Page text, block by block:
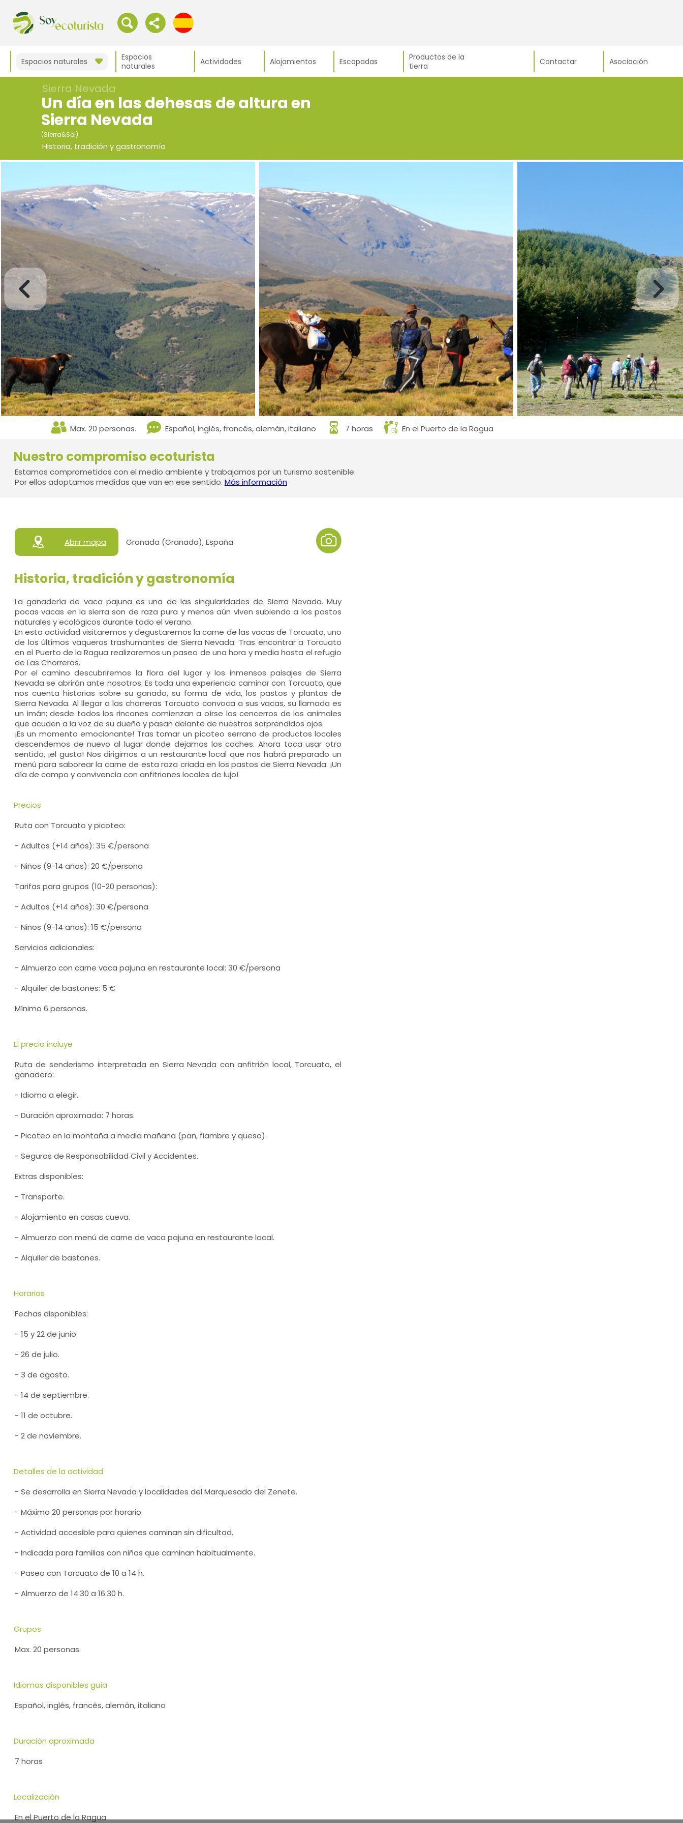
Espacios naturales
Espacios
naturales
Actividades Alojamientos Escapadas
Productos de la
tierra
Contactar Asociación
Sierra Nevada
Un día en las dehesas de altura en
Sierra Nevada
(Sierra&Sol)
Historia, tradición y gastronomía
Max. 20 personas. Español, inglés, francés, alemán, italiano 7 horas En el Puerto de la Ragua
Nuestro compromiso ecoturista
Estamos comprometidos con el medio ambiente y trabajamos por un turismo sostenible.
Por ellos adoptamos medidas que van en ese sentido. Más información
Abrir mapa Granada (Granada), España
Historia, tradición y gastronomía
La ganadería de vaca pajuna es una de las singularidades de Sierra Nevada. Muy
pocas vacas en la sierra son de raza pura y menos aún viven subiendo a los pastos
naturales y ecológicos durante todo el verano.
En esta actividad visitaremos y degustaremos la carne de las vacas de Torcuato, uno
de los últimos vaqueros trashumantes de Sierra Nevada. Tras encontrar a Torcuato
en el Puerto de la Ragua realizaremos un paseo de una hora y media hasta el refugio
de Las Chorreras.
Por el camino descubriremos la flora del lugar y los inmensos paisajes de Sierra
Nevada se abrirán ante nosotros. Es toda una experiencia caminar con Torcuato, que
nos cuenta historias sobre su ganado, su forma de vida, los pastos y plantas de
Sierra Nevada. Al llegar a las chorreras Torcuato convoca a sus vacas, su llamada es
un imán; desde todos los rincones comienzan a oírse los cencerros de los animales
que acuden a la voz de su dueño y pasan delante de nuestros sorprendidos ojos.
¡Es un momento emocionante! Tras tomar un picoteo serrano de productos locales
descendemos de nuevo al lugar donde dejamos los coches. Ahora toca usar otro
sentido, ¡el gusto! Nos dirigimos a un restaurante local que nos habrá preparado un
menú para saborear la carne de esta raza criada en los pastos de Sierra Nevada. ¡Un
día de campo y convivencia con anfitriones locales de lujo!
Precios
Ruta con Torcuato y picoteo:
- Adultos (+14 años): 35 €/persona
- Niños (9-14 años): 20 €/persona
Tarifas para grupos (10-20 personas):
- Adultos (+14 años): 30 €/persona
- Niños (9-14 años): 15 €/persona
Servicios adicionales:
- Almuerzo con carne vaca pajuna en restaurante local: 30 €/persona
- Alquiler de bastones: 5 €
Mínimo 6 personas.
El precio incluye
Ruta de senderismo interpretada en Sierra Nevada con anfitrión local, Torcuato, el
ganadero:
- Idioma a elegir.
- Duración aproximada: 7 horas.
- Picoteo en la montaña a media mañana (pan, fiambre y queso).
- Seguros de Responsabilidad Civil y Accidentes.
Extras disponibles:
- Transporte.
- Alojamiento en casas cueva.
- Almuerzo con menú de carne de vaca pajuna en restaurante local.
- Alquiler de bastones.
Horarios
Fechas disponibles:
- 15 y 22 de junio.
- 26 de julio.
- 3 de agosto.
- 14 de septiembre.
- 11 de octubre.
- 2 de noviembre.
Detalles de la actividad
- Se desarrolla en Sierra Nevada y localidades del Marquesado del Zenete.
- Máximo 20 personas por horario.
- Actividad accesible para quienes caminan sin dificultad.
- Indicada para familias con niños que caminan habitualmente.
- Paseo con Torcuato de 10 a 14 h.
- Almuerzo de 14:30 a 16:30 h.
Grupos
Max. 20 personas.
Idiomas disponibles guía
Español, inglés, francés, alemán, italiano
Duración aproximada
7 horas
Localización
En el Puerto de la Ragua